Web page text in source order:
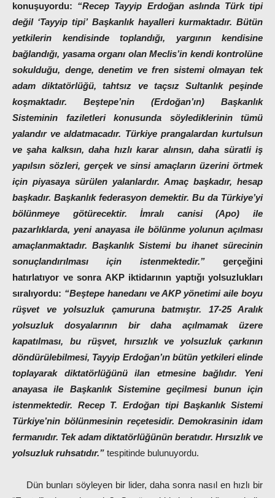
konuşuyordu: “Recep Tayyip Erdoğan aslında Türk tipi
değil ‘Tayyip tipi’ Başkanlık hayalleri kurmaktadır. Bütün
yetkilerin kendisinde toplandığı, yargının kendisine
bağlandığı, yasama organı olan Meclis’in kendi kontrolüne
sokulduğu, denge, denetim ve fren sistemi olmayan tek
adam diktatörlüğü, tahtsız ve taçsız Sultanlık peşinde
koşmaktadır. Beştepe’nin (Erdoğan’ın) Başkanlık
Sisteminin faziletleri konusunda söylediklerinin tümü
yalandır ve aldatmacadır. Türkiye prangalardan kurtulsun
ve şaha kalksın, daha hızlı karar alınsın, daha süratli iş
yapılsın sözleri, gerçek ve sinsi amaçların üzerini örtmek
için piyasaya sürülen yalanlardır. Amaç başkadır, hesap
başkadır. Başkanlık federasyon demektir. Bu da Türkiye’yi
bölünmeye götürecektir. İmralı canisi (Apo) ile
pazarlıklarda, yeni anayasa ile bölünme yolunun açılması
amaçlanmaktadır. Başkanlık Sistemi bu ihanet sürecinin
sonuçlandırılması için istenmektedir.” gerçeğini
hatırlatıyor ve sonra AKP iktidarının yaptığı yolsuzlukları
sıralıyordu: “Beştepe hanedanı ve AKP yönetimi aile boyu
rüşvet ve yolsuzluk çamuruna batmıştır. 17-25 Aralık
yolsuzluk dosyalarının bir daha açılmamak üzere
kapatılması, bu rüşvet, hırsızlık ve yolsuzluk çarkının
döndürülebilmesi, Tayyip Erdoğan’ın bütün yetkileri elinde
toplayarak diktatörlüğünü ilan etmesine bağlıdır. Yeni
anayasa ile Başkanlık Sistemine geçilmesi bunun için
istenmektedir. Recep T. Erdoğan tipi Başkanlık Sistemi
Türkiye’nin bölünmesinin reçetesidir. Demokrasinin idam
fermanıdır. Tek adam diktatörlüğünün beratıdır. Hırsızlık ve
yolsuzluk ruhsatıdır.” tespitinde bulunuyordu.
Dün bunları söyleyen bir lider, daha sonra nasıl en hızlı bir